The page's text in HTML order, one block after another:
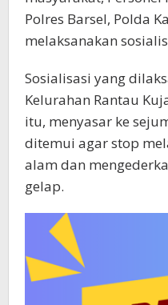
Polres Barsel, Polda
melaksanakan
Sosialisasi yang
Kelurahan Rantau
itu, menyasar ke
ditemui agar stop
alam dan
gelap.